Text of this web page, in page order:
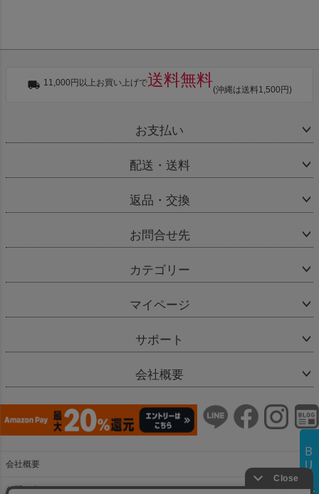
11,000円以上お買い上げで送料無料
(沖縄は送料1,500円)
お支払い
配送・送料
返品・交換
お問合せ先
カテゴリー
マイページ
サポート
会社概要
会社概要
お問い合わせ